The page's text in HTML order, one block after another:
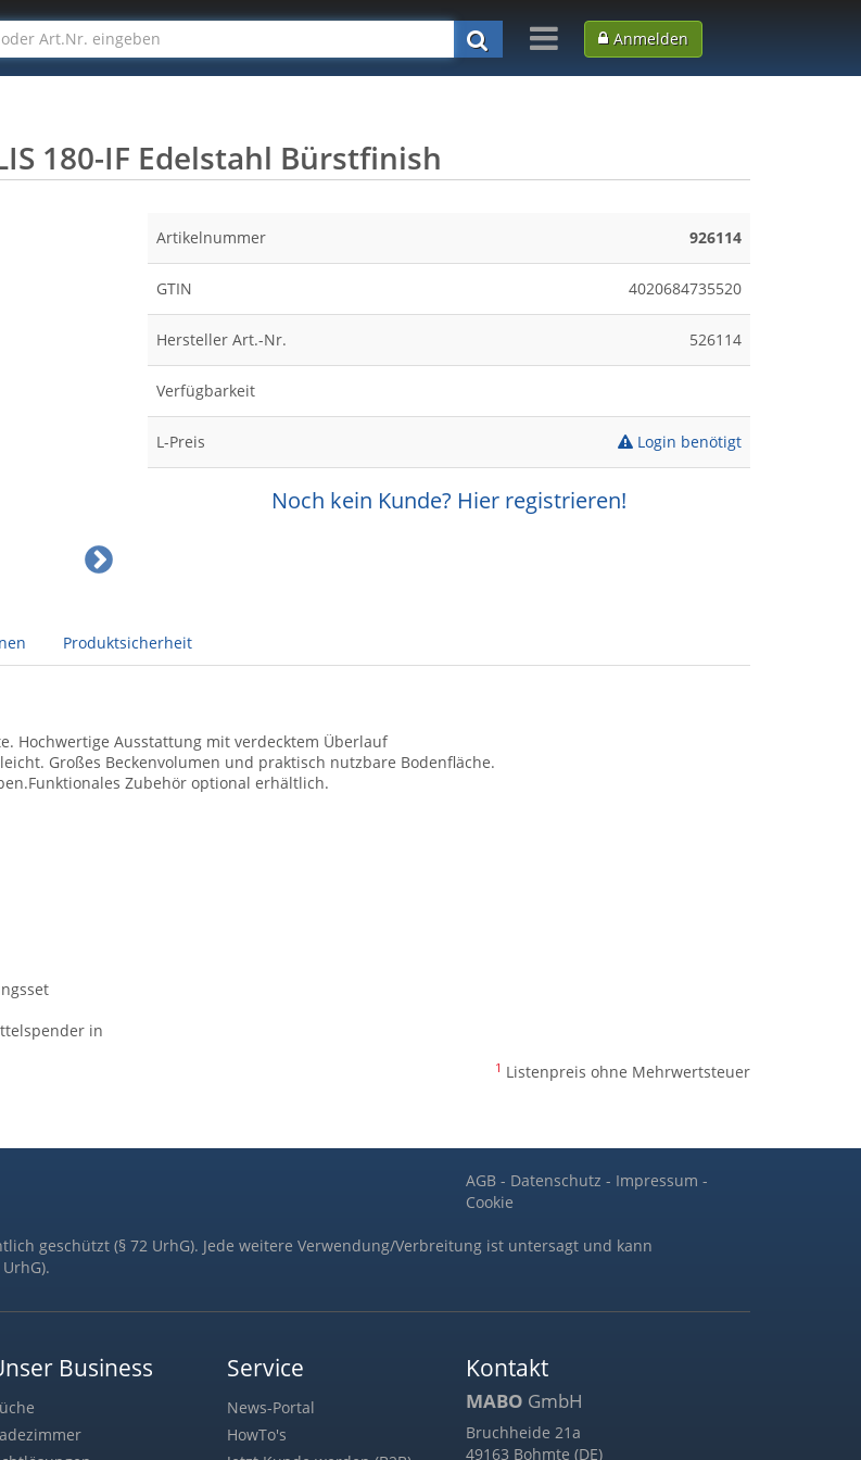
Anmelden
180-IF Edelstahl Bürstfinish
Artikelnummer 926114
GTIN 4020684735520
Hersteller Art.-Nr. 526114
Verfügbarkeit
L-Preis Login benötigt
Noch kein Kunde? Hier registrieren!
Produktsicherheit
Hochwertige Ausstattung mit verdecktem Überlauf
Großes Beckenvolumen und praktisch nutzbare Bodenfläche.
Zubehör optional erhältlich.
in
1 Listenpreis ohne Mehrwertsteuer
AGB- Datenschutz - Impressum -
Cookie
geschützt (§ 72 UrhG). Jede weitere Verwendung/Verbreitung ist untersagt und kann
Business Service
News-Portal
HowTo's
Kontakt
MABO GmbH
Bruchheide 21a
49163 Bohmte (DE)